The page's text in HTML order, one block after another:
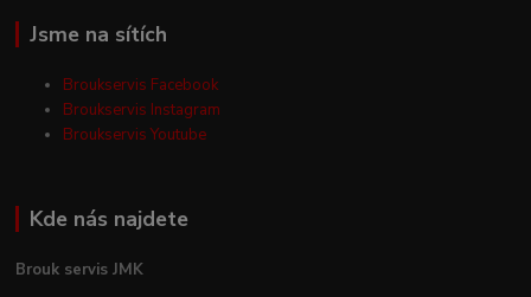
Jsme na sítích
Broukservis Facebook
Broukservis Instagram
Broukservis Youtube
Kde nás najdete
Brouk servis JMK